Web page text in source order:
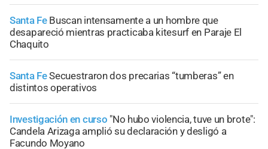
Santa Fe Buscan intensamente a un hombre que
desapareció mientras practicaba kitesurf en Paraje El
Chaquito
Santa FeSecuestraron dos precarias “tumberas” en
distintos operativos
Investigación en curso "No hubo violencia, tuve un brote":
Candela Arizaga amplió su declaración y desligó a
Facundo Moyano